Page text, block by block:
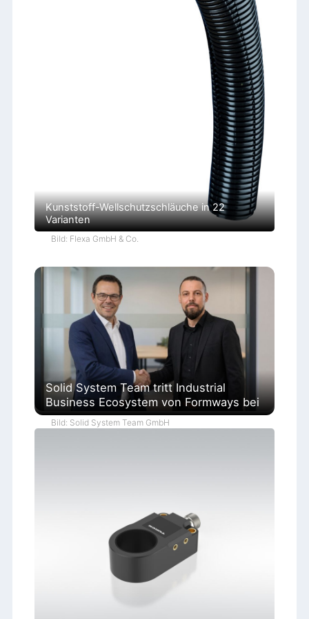
Kunststoff-Wellschutzschläuche in 22
Varianten
Bild: Flexa GmbH & Co.
Solid System Team tritt Industrial
Business Ecosystem von Formways bei
Bild: Solid System Team GmbH